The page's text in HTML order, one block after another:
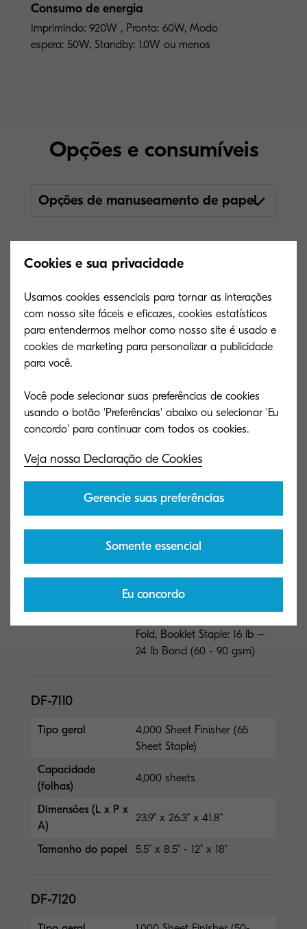
Consumo de energia
Imprimindo: 920W , Pronta: 60W, Modo
espera: 50W, Standby: 1.0W ou menos
Opções e consumíveis
Opções de manuseamento de papel
AK-7100
transporte para DF-7120 /
DF-7110
Capacidade
(folhas)
N/A
A)
Tamanho do papel N/A
BF-730
Tipo geral
Booklet & Tri Folding Unit
for DF-7140
20 sheets
Dimensões (L x P x
Fold, Booklet Staple: 16 lb –
24 lb Bond (60 - 90 gsm)
DF-7110
Tipo geral
4,000 Sheet Finisher (65
Sheet Staple)
Capacidade
(folhas)
4,000 sheets
Dimensões (L x P x
A)
23.9" x 26.3" x 41.8"
Tamanho do papel 5.5" x 8.5" - 12" x 18"
DF-7120
Cookies e sua privacidade
Usamos cookies essenciais para tornar as interações
com nosso site fáceis e eficazes, cookies estatísticos
para entendermos melhor como nosso site é usado e
cookies de marketing para personalizar a publicidade
para você.
Você pode selecionar suas preferências de cookies
usando o botão 'Preferências' abaixo ou selecionar 'Eu
Veja nossa Declaração de Cookies
Gerencie suas preferências
Somente essencial
Eu concordo